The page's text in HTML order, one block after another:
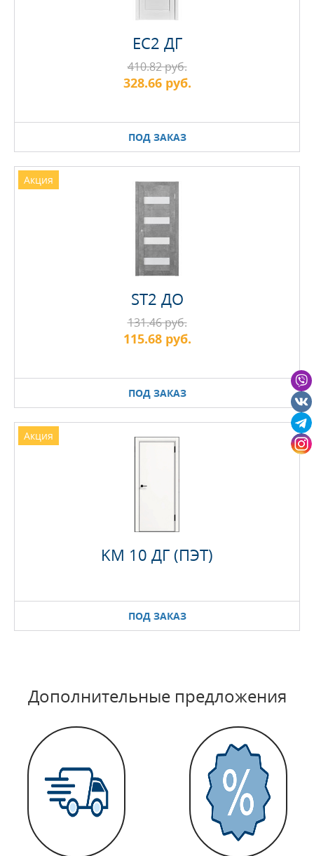
EC2 ДГ
ПОД ЗАКАЗ
410.82 руб.
328.66 руб.
Акция
ST2 ДО
ПОД ЗАКАЗ
131.46 руб.
115.68 руб.
Акция
KM 10 ДГ (ПЭТ)
ПОД ЗАКАЗ
Дополнительные предложения